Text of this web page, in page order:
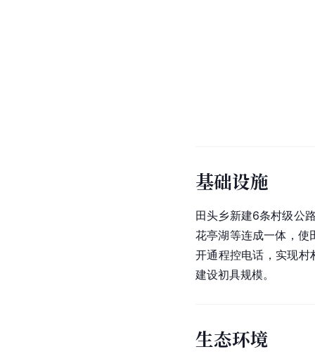
基础设施
田头乡新建6条村级公
花亭湖等连成一体，使
开通程控电话，实现
建设初具规模。
生态环境